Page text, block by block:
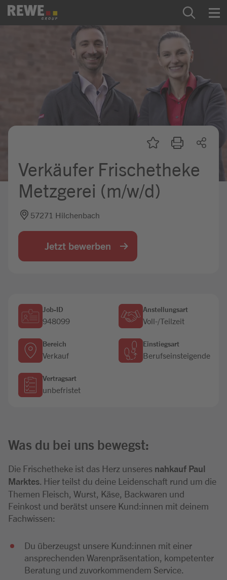
Zum Inhalt springen
Startseite
REWE Group als Arbeitgeber
Ausbildung & Studium
Praktikum & Werkstudium
Mein Kandidat:innenprofil
Verkäufer Frischetheke
Metzgerei (m/w/d)
57271 Hilchenbach
Jetzt bewerben
Job-ID
948099
Anstellungsart
Voll-/Teilzeit
Bereich
Verkauf
Einstiegsart
Berufseinsteigende
Vertragsart
unbefristet
Was du bei uns bewegst:
Die Frischetheke ist das Herz unseres nahkauf Paul
Marktes . Hier teilst du deine Leidenschaft rund um die
Themen Fleisch, Wurst, Käse, Backwaren und
Feinkost und berätst unsere Kund:innen mit deinem
Fachwissen:
Du überzeugst unsere Kund:innen mit einer
ansprechenden Warenpräsentation, kompetenter
Beratung und zuvorkommendem Service.